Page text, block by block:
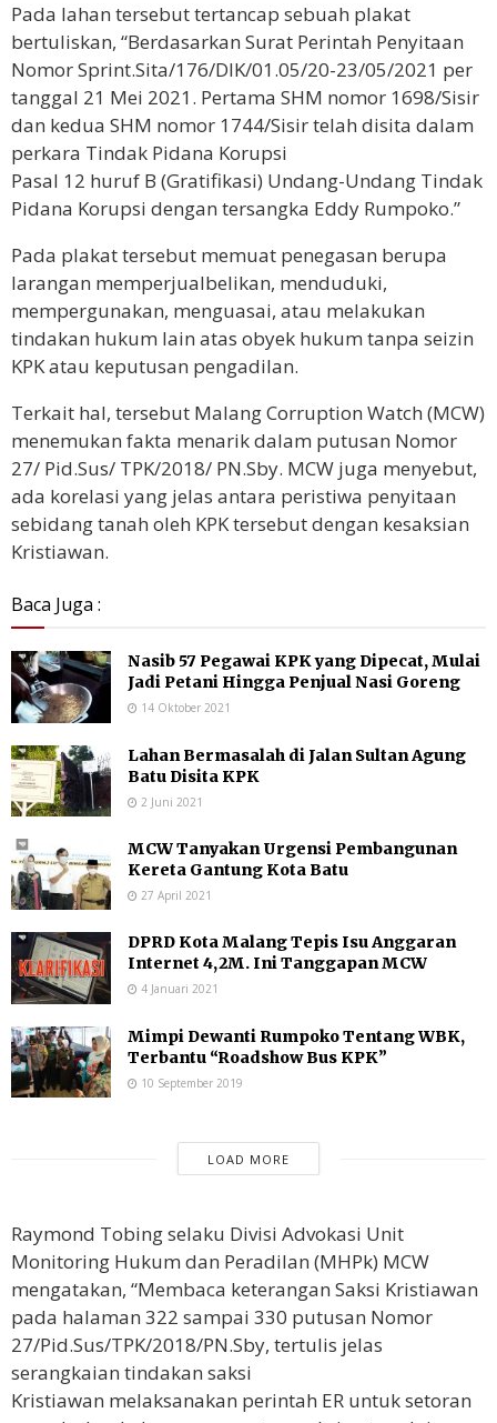
Pada lahan tersebut tertancap sebuah plakat
bertuliskan, “Berdasarkan Surat Perintah Penyitaan
Nomor Sprint.Sita/176/DIK/01.05/20-23/05/2021 per
tanggal 21 Mei 2021. Pertama SHM nomor 1698/Sisir
dan kedua SHM nomor 1744/Sisir telah disita dalam
perkara Tindak Pidana Korupsi
Pasal 12 huruf B (Gratifikasi) Undang-Undang Tindak
Pidana Korupsi dengan tersangka Eddy Rumpoko.”
Pada plakat tersebut memuat penegasan berupa
larangan memperjualbelikan, menduduki,
mempergunakan, menguasai, atau melakukan
tindakan hukum lain atas obyek hukum tanpa seizin
KPK atau keputusan pengadilan.
Terkait hal, tersebut Malang Corruption Watch (MCW)
menemukan fakta menarik dalam putusan Nomor
27/ Pid.Sus/ TPK/2018/ PN.Sby. MCW juga menyebut,
ada korelasi yang jelas antara peristiwa penyitaan
sebidang tanah oleh KPK tersebut dengan kesaksian
Kristiawan.
Baca Juga :
Nasib 57 Pegawai KPK yang Dipecat, Mulai
Jadi Petani Hingga Penjual Nasi Goreng
14 Oktober 2021
Lahan Bermasalah di Jalan Sultan Agung
Batu Disita KPK
2 Juni 2021
MCW Tanyakan Urgensi Pembangunan
Kereta Gantung Kota Batu
27 April 2021
DPRD Kota Malang Tepis Isu Anggaran
Internet 4,2M. Ini Tanggapan MCW
4 Januari 2021
Mimpi Dewanti Rumpoko Tentang WBK,
Terbantu “Roadshow Bus KPK”
10 September 2019
LOAD MORE
Raymond Tobing selaku Divisi Advokasi Unit
Monitoring Hukum dan Peradilan (MHPk) MCW
mengatakan, “Membaca keterangan Saksi Kristiawan
pada halaman 322 sampai 330 putusan Nomor
27/Pid.Sus/TPK/2018/PN.Sby, tertulis jelas
serangkaian tindakan saksi
Kristiawan melaksanakan perintah ER untuk setoran